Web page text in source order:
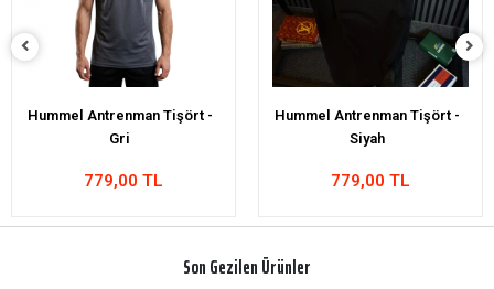
Hummel Antrenman Tişört -
Siyah
779,00 TL
Hummel Antrenman Tişört -
Kırmızı
779,00 TL
Son Gezilen Ürünler